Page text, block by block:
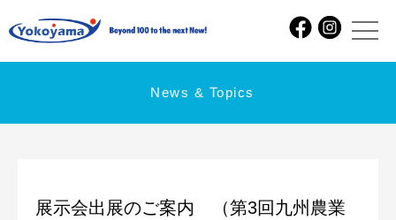
News & Topics
展示会出展のご案内 （第3回九州農業